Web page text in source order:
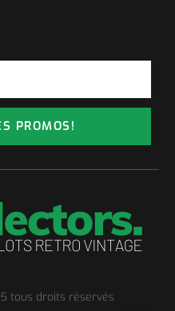
PROMOS!
tous droits réservés